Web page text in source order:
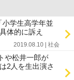
小学生高学年並
体的に訴え
2019.08.10 | 社会
や松井一郎が
2人を生出演さ